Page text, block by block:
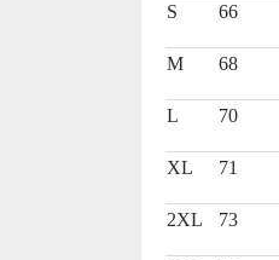
S 66
M 68
L 70
XL 71
2XL 73